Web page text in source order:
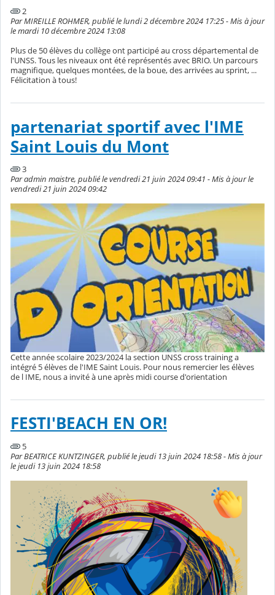
2
Par MIREILLE ROHMER, publié le lundi 2 décembre 2024 17:25 - Mis à jour
le mardi 10 décembre 2024 13:08
Plus de 50 élèves du collège ont participé au cross départemental de
l'UNSS. Tous les niveaux ont été représentés avec BRIO. Un parcours
magnifique, quelques montées, de la boue, des arrivées au sprint, ...
Félicitation à tous!
partenariat sportif avec l'IME
Saint Louis du Mont
3
Par admin maistre, publié le vendredi 21 juin 2024 09:41 - Mis à jour le
vendredi 21 juin 2024 09:42
Cette année scolaire 2023/2024 la section UNSS cross training a
intégré 5 élèves de l'IME Saint Louis. Pour nous remercier les élèves
de l IME, nous a invité à une après midi course d'orientation
FESTI'BEACH EN OR!
5
Par BEATRICE KUNTZINGER, publié le jeudi 13 juin 2024 18:58 - Mis à jour
le jeudi 13 juin 2024 18:58